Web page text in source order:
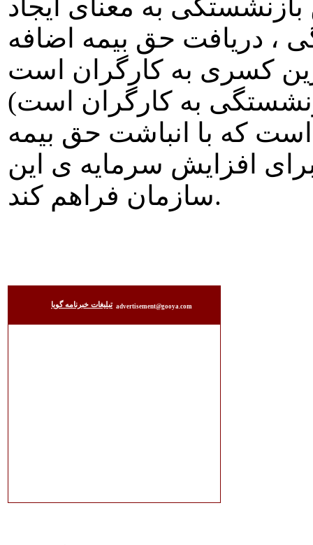
به معنای ايجاد
، دريافت حق بيمه اضافه
کسری به کارگران است
به کارگران است)
که با انباشت حق بيمه
افزايش سرمايه ی اين
سازمان فراهم کند.
تبليغات خبرنامه گويا advertisement@gooya.com